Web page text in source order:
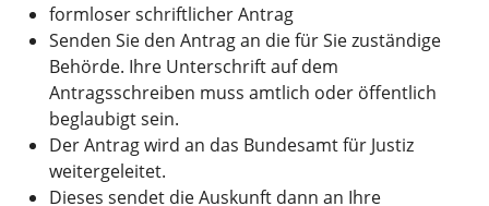
formloser schriftlicher Antrag
Senden Sie den Antrag an die für Sie zuständige
Behörde. Ihre Unterschrift auf dem
Antragsschreiben muss amtlich oder öffentlich
beglaubigt sein.
Der Antrag wird an das Bundesamt für Justiz
weitergeleitet.
Dieses sendet die Auskunft dann an Ihre